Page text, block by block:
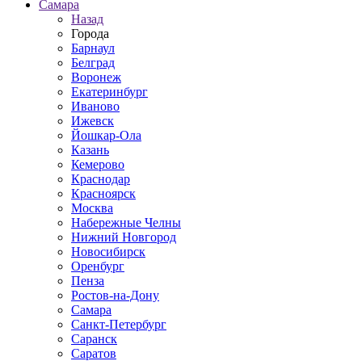
Самара
Назад
Города
Барнаул
Белград
Воронеж
Екатеринбург
Иваново
Ижевск
Йошкар-Ола
Казань
Кемерово
Краснодар
Красноярск
Москва
Набережные Челны
Нижний Новгород
Новосибирск
Оренбург
Пенза
Ростов-на-Дону
Самара
Санкт-Петербург
Саранск
Саратов